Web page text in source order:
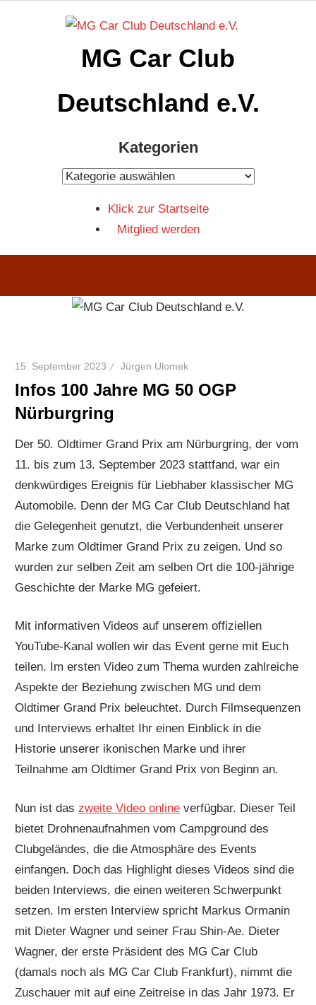
MG Car Club
Deutschland e.V.
Kategorien
Kategorien
Klick zur Startseite
Mitglied werden
15. September 2023 Jürgen Ulomek
Infos 100 Jahre MG 50 OGP
Nürburgring
Der 50. Oldtimer Grand Prix am Nürburgring, der vom
11. bis zum 13. September 2023 stattfand, war ein
denkwürdiges Ereignis für Liebhaber klassischer MG
Automobile. Denn der MG Car Club Deutschland hat
die Gelegenheit genutzt, die Verbundenheit unserer
Marke zum Oldtimer Grand Prix zu zeigen. Und so
wurden zur selben Zeit am selben Ort die 100-jährige
Geschichte der Marke MG gefeiert.
Mit informativen Videos auf unserem offiziellen
YouTube-Kanal wollen wir das Event gerne mit Euch
teilen. Im ersten Video zum Thema wurden zahlreiche
Aspekte der Beziehung zwischen MG und dem
Oldtimer Grand Prix beleuchtet. Durch Filmsequenzen
und Interviews erhaltet Ihr einen Einblick in die
Historie unserer ikonischen Marke und ihrer
Teilnahme am Oldtimer Grand Prix von Beginn an.
Nun ist daszweite Video online verfügbar. Dieser Teil
bietet Drohnenaufnahmen vom Campground des
Clubgeländes, die die Atmosphäre des Events
einfangen. Doch das Highlight dieses Videos sind die
beiden Interviews, die einen weiteren Schwerpunkt
setzen. Im ersten Interview spricht Markus Ormanin
mit Dieter Wagner und seiner Frau Shin-Ae. Dieter
Wagner, der erste Präsident des MG Car Club
(damals noch als MG Car Club Frankfurt), nimmt die
Zuschauer mit auf eine Zeitreise in das Jahr 1973. Er